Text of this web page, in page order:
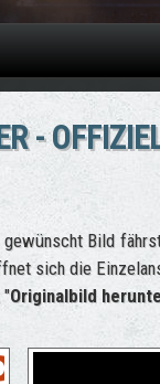
-
Bild
sich die
"Originalbild